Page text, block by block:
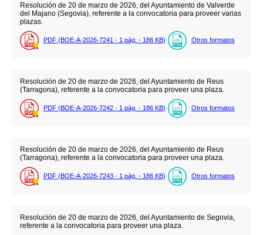
Resolución de 20 de marzo de 2026, del Ayuntamiento de Valverde
del Majano (Segovia), referente a la convocatoria para proveer varias
plazas.
PDF (BOE-A-2026-7241 - 1 pág. - 186 KB) Otros formatos
Resolución de 20 de marzo de 2026, del Ayuntamiento de Reus
(Tarragona), referente a la convocatoria para proveer una plaza.
PDF (BOE-A-2026-7242 - 1 pág. - 186 KB) Otros formatos
Resolución de 20 de marzo de 2026, del Ayuntamiento de Reus
(Tarragona), referente a la convocatoria para proveer una plaza.
PDF (BOE-A-2026-7243 - 1 pág. - 186 KB) Otros formatos
Resolución de 20 de marzo de 2026, del Ayuntamiento de Segovia,
referente a la convocatoria para proveer una plaza.